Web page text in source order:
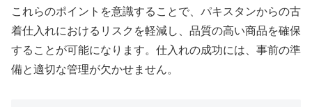
これらのポイントを意識することで、パキスタンからの古
着仕入れにおけるリスクを軽減し、品質の高い商品を確保
することが可能になります。仕入れの成功には、事前の準
備と適切な管理が欠かせません。